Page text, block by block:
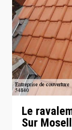
Le
Sur